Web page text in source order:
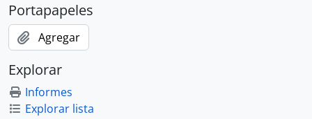
Portapapeles
Agregar
Explorar
Informes
Explorar lista